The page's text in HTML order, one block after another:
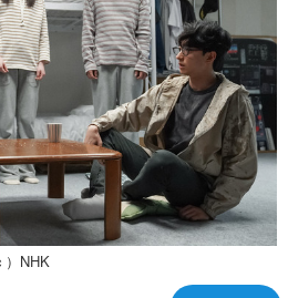
）NHK